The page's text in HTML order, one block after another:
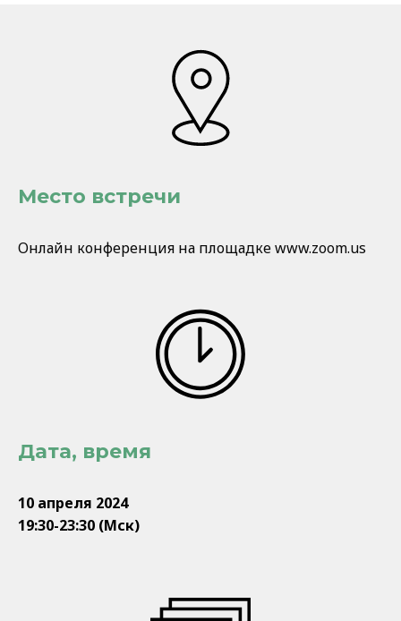
Место встречи
Онлайн конференция на площадке www.zoom.us
Дата, время
10 апреля 2024
19:30-23:30 (Мск)